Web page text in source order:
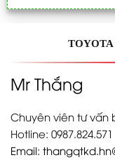
Mr Thắng
Chuyên viên tư vấn
Hotline: 0987.824.571
Email: